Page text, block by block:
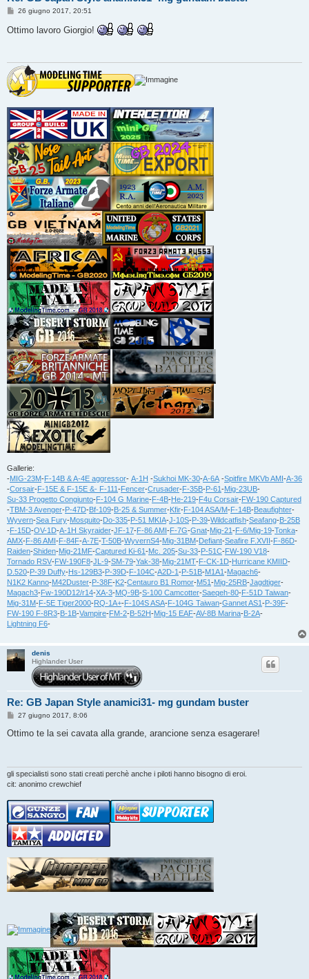
M
s
s
i
o
26 giugno 2017, 20:51
Ottimo lavoro Giorgio!
Gallerie:
-MIG-23M-F-14B & A-4E aggressor- A-1H -Sukhoi MK-30-A-6A -Spitfire MKVb AMI-A-36
-Corsair-F-15E & F-15E &- F-111-Fencer-Crusader-F-35B-P-61-Mig-23UB-
Su-33 Progetto Congiunto-F-104 G Marine-F-4B-He-219-F4u Corsair-FW-190 Captured
-TBM-3 Avenger-P-47D-Bf-109-B-25 & Summer-Kfir-F-104 ASA/M-F-14B-Beaufighter-
Wyvern-Sea Fury-Mosquito-Do-335-P-51 MKIA-J-10S-P-39-Wildcatfish-Seafang-B-25B
-F-15D-OV-1D-A-1H Skyraider-JF-17-F-86 AMI-F-7G-Gnat-Mig-21-F-6/Mig-19-Tonka-
AMX-F-86 AMI-F-84F-A-7E-T-50B-WyvernS4-Mig-31BM-Defiant-Seafire F.XVII-F-86D-
Raiden-Shiden-Mig-21MF-Captured Ki-61-Mc. 205-Su-33-P-51C-FW-190 V18-
Tornado RSV-FW-190F8-JL-9-SM-79-Yak-38-Mig-21MT-F-CK-1D-Hurricane KMIID-
D.520-P-39 Duffy-Hs-129B3-P-39D-F-104C-A2D-1-P-51B-M1A1-Magach6-
N1K2 Kanno-M42Duster-P-38F-K2-Centauro B1 Romor-M51-Mig-25RB-Jagdtiger-
Magach3-Fw-190D12/r14-XA-3-MQ-9B-S-100 Camcotter-Saeqeh-80-F-51D Taiwan-
Mig-31M-F-5E Tiger2000-RQ-1A+-F-104S ASA-F-104G Taiwan-Gannet AS1-P-39F-
FW-190 F-8R3-B-1B-Vampire-FM-2-B-52H-Mig-15 EAF-AV-8B Marina-B-2A-
Lightning F6-
denis
Highlander User
Re: GB Japan Style anamici31- mg gundam buster
M
s
i
o
27 giugno 2017, 8:06
Ottimo te la sei cavata alla grande, arancione senza esagerare!
gli specialisti sono stati creati perchè anche i piloti hanno bisogno di eroi.
cit: anonimo crewchief